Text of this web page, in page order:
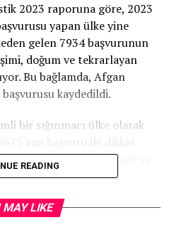
2023 raporuna göre, 2023
yapan ülke yine
gelen 7934 başvurunun
doğum ve tekrarlayan
Bu bağlamda, Afgan
kaydedildi.
bir sığınmacı ülke olarak
arasında Eritre, Cezayir ve
2023 yılında 26.667
READING
MAY LIKE